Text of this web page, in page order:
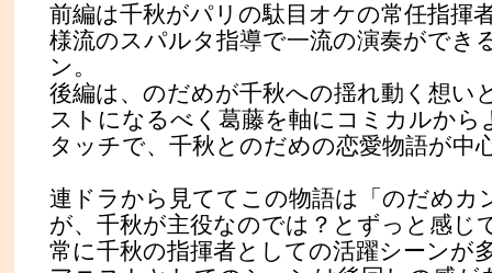
前編は千秋がパリの駄目オケの常任指揮
様流のスパルタ指導で一流の演奏ができ
ン。
後編は、のだめが千秋への揺れ動く想い
ストになるべく葛藤を軸にコミカルから
タッチで、千秋とのだめの恋愛物語が中
連ドラから見ててこの物語は「のだめカ
が、千秋が主役なのでは？とずっと感じ
常に千秋の指揮者としての活躍シーンが